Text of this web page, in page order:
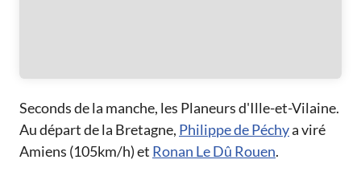
Seconds de la manche, les Planeurs d'Ille-et-Vilaine.
Au départ de la Bretagne, Philippe de Péchya viré
Amiens (105km/h) et Ronan Le Dû Rouen.